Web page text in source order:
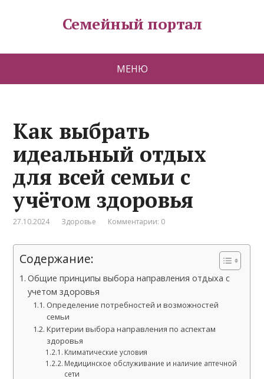
Семейный портал
МЕНЮ
Как выбрать
идеальный отдых
для всей семьи с
учётом здоровья
27.10.2024 Здоровье Комментарии: 0
Содержание:
Общие принципы выбора направления отдыха с
учетом здоровья
Определение потребностей и возможностей
семьи
Критерии выбора направления по аспектам
здоровья
Климатические условия
Медицинское обслуживание и наличие аптечной
сети